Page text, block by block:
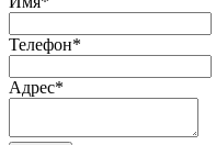
Телефон*
Адрес*